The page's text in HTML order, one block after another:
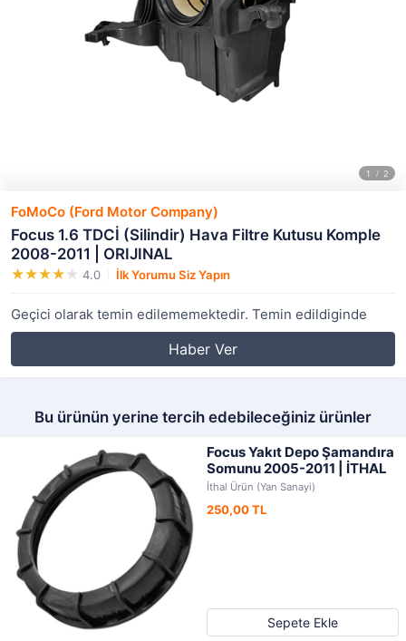
FoMoCo (Ford Motor Company)
Focus 1.6 TDCİ (Silindir) Hava Filtre Kutusu Komple
2008-2011 | ORIJINAL
4.0 İlk Yorumu Siz Yapın
Geçici olarak temin edilememektedir. Temin edildiginde
Haber Ver
Bu ürünün yerine tercih edebileceğiniz ürünler
Focus Yakıt Depo Şamandıra
Somunu 2005-2011 | İTHAL
İthal Ürün (Yan Sanayi)
250,00 TL
Sepete Ekle